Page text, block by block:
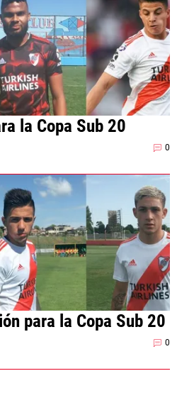
la Copa Sub 20
0
para la Copa Sub 20
0